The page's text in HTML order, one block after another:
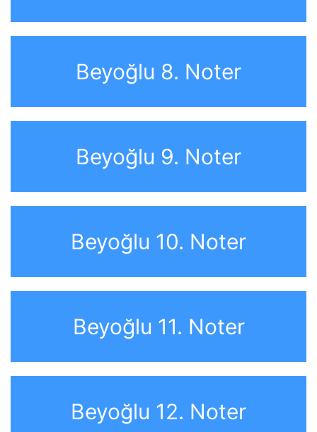
Beyoğlu 8. Noter
Beyoğlu 9. Noter
Beyoğlu 10. Noter
Beyoğlu 11. Noter
Beyoğlu 12. Noter